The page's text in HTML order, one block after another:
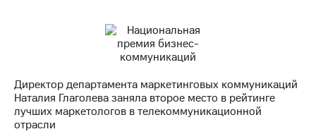
Директор департамента маркетинговых коммуникаций
Наталия Глаголева заняла второе место в рейтинге
лучших маркетологов в телекоммуникационной
отрасли